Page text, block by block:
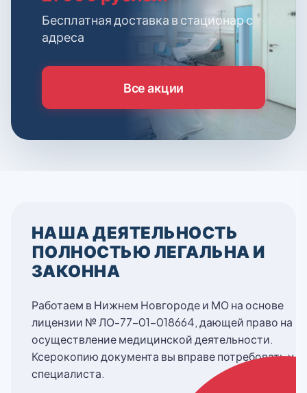
Бесплатная доставка в стационар с
адреса
Все акции
НАША ДЕЯТЕЛЬНОСТЬ
ПОЛНОСТЬЮ ЛЕГАЛЬНА И
ЗАКОННА
Работаем в Нижнем Новгороде и МО на основе
лицензии № ЛО-77-01-018664, дающей право на
осуществление медицинской деятельности.
Ксерокопию документа вы вправе потребовать у
специалиста.